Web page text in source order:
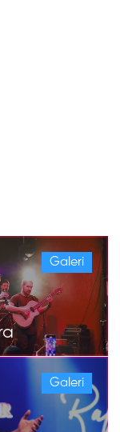
Galeri
Galeri